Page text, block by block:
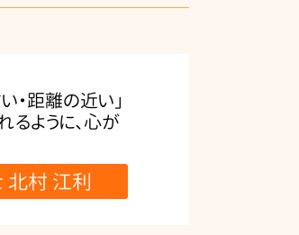
・距離の近い」
ように、心が
北村 江利